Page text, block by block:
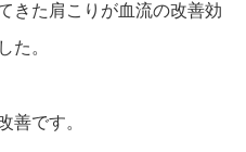
きた肩こりが血流の改善効
た。
善です。